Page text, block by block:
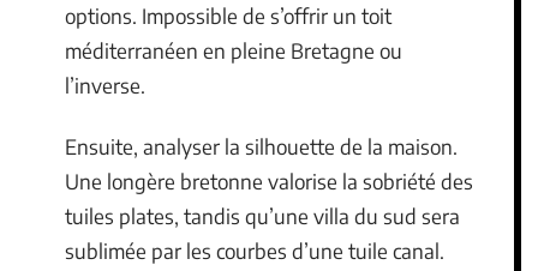
options. Impossible de s’offrir un toit
méditerranéen en pleine Bretagne ou
l’inverse.
Ensuite, analyser la silhouette de la maison.
Une longère bretonne valorise la sobriété des
tuiles plates, tandis qu’une villa du sud sera
sublimée par les courbes d’une tuile canal.